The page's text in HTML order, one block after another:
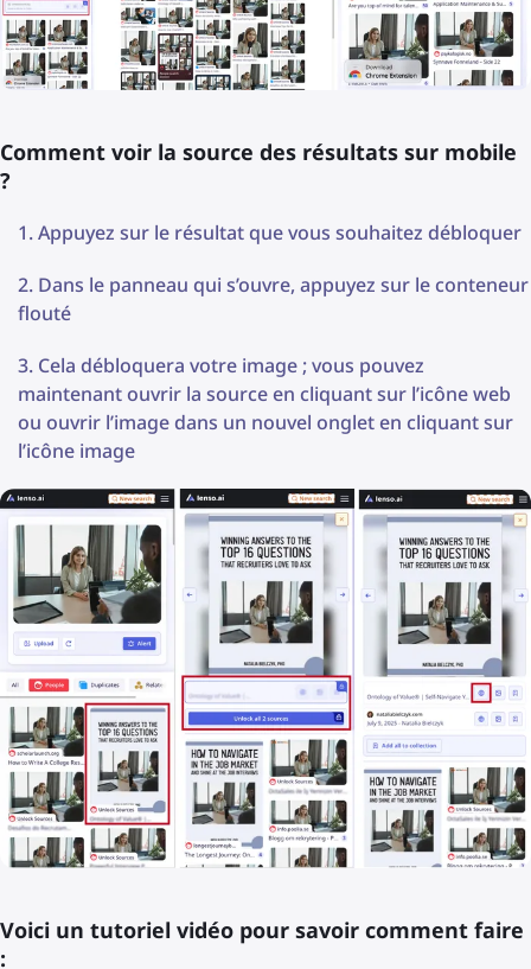
Comment voir la source des résultats sur mobile
?
Appuyez sur le résultat que vous souhaitez débloquer
Dans le panneau qui s’ouvre, appuyez sur le conteneur
flouté
Cela débloquera votre image ; vous pouvez
maintenant ouvrir la source en cliquant sur l’icône web
ou ouvrir l’image dans un nouvel onglet en cliquant sur
l’icône image
Voici un tutoriel vidéo pour savoir comment faire
: